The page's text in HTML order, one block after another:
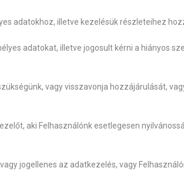
adatokhoz, illetve kezelésük részleteihez
adatokat, illetve jogosult kérni a hiányos
vagy visszavonja hozzájárulását,
aki Felhasználónk esetlegesen
jogellenes az adatkezelés, vagy